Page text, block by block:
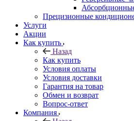
Прецизионные
Услуги
Акции
Как купить
Назад
Как купить
Условия оплаты
Условия доставки
Гарантия на товар
Обмен и возврат
Вопрос-ответ
Компания